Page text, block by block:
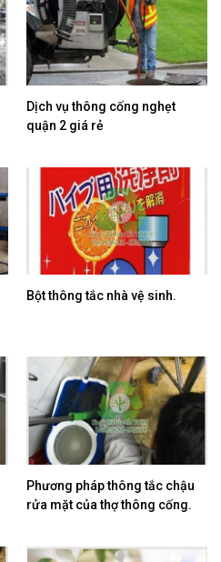
Dịch vụ thông cống nghẹt
quận 2 giá rẻ
Bột thông tắc nhà vệ sinh.
Phương pháp thông tắc chậu
rửa mặt của thợ thông cống.